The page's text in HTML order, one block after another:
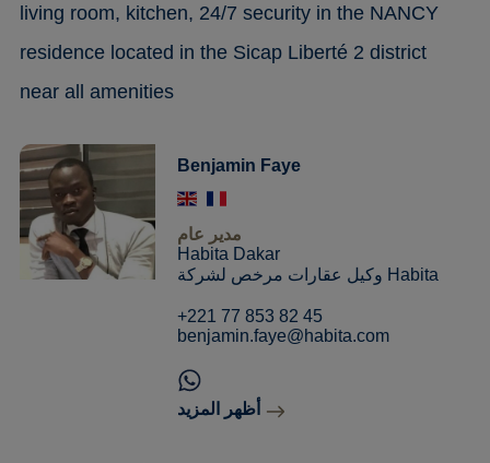
living room, kitchen, 24/7 security in the NANCY
residence located in the Sicap Liberté 2 district
near all amenities
Benjamin Faye
مدير عام
Habita Dakar
وكيل عقارات مرخص لشركة Habita
+221 77 853 82 45
benjamin.faye@habita.com
أظهر المزيد